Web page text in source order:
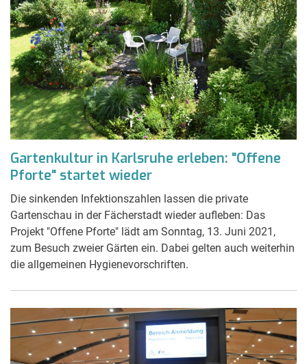
Gartenkultur in Karlsruhe erleben: "Offene
Pforte" startet wieder
Die sinkenden Infektionszahlen lassen die private
Gartenschau in der Fächerstadt wieder aufleben: Das
Projekt "Offene Pforte" lädt am Sonntag, 13. Juni 2021,
zum Besuch zweier Gärten ein. Dabei gelten auch weiterhin
die allgemeinen Hygienevorschriften.